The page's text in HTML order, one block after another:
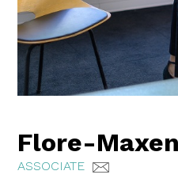
Flore-
ASSOCIATE